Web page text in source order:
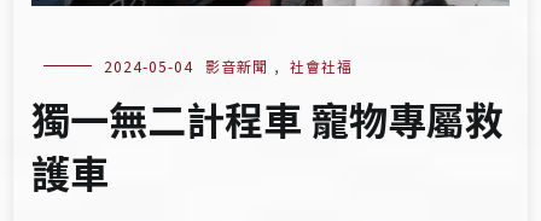
2024-05-04 影音新聞 , 社會社福
獨一無二計程車 寵物專屬救
護車